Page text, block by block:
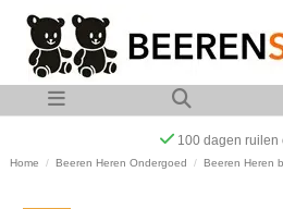
Op werkdagen voor
Home Beeren Heren Ondergoed Beeren Heren